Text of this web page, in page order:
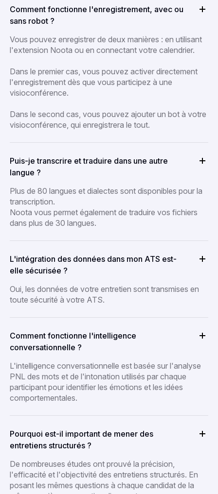
Comment fonctionne l'enregistrement, avec ou
sans robot ?
Vous pouvez enregistrer de deux manières : en utilisant
l'extension Noota ou en connectant votre calendrier.
Dans le premier cas, vous pouvez activer directement
l'enregistrement dès que vous participez à une
visioconférence.
Dans le second cas, vous pouvez ajouter un bot à votre
visioconférence, qui enregistrera le tout.
Puis-je transcrire et traduire dans une autre
langue ?
Plus de 80 langues et dialectes sont disponibles pour la
transcription.
Noota vous permet également de traduire vos fichiers
dans plus de 30 langues.
L'intégration des données dans mon ATS est-
elle sécurisée ?
Oui, les données de votre entretien sont transmises en
toute sécurité à votre ATS.
Comment fonctionne l'intelligence
conversationnelle ?
L'intelligence conversationnelle est basée sur l'analyse
PNL des mots et de l'intonation utilisés par chaque
participant pour identifier les émotions et les idées
comportementales.
Pourquoi est-il important de mener des
entretiens structurés ?
De nombreuses études ont prouvé la précision,
l'efficacité et l'objectivité des entretiens structurés. En
posant les mêmes questions à chaque candidat de la